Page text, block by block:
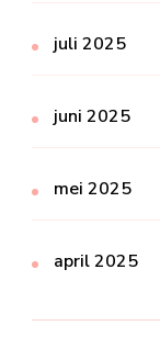
juli 2025
juni 2025
mei 2025
april 2025